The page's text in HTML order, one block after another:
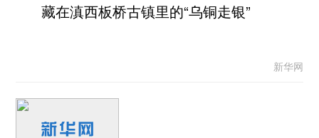
藏在滇西板桥古镇里的“乌铜走银”
新华网